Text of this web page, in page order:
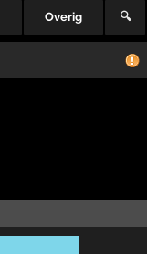
Overig 🔍